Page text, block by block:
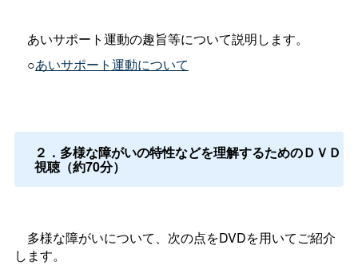
あいサポート運動の趣旨等について説明します。
○あいサポート運動について
２．多様な障がいの特性などを理解するためのＤＶＤ
視聴（約70分）
多様な障がいについて、次の点をDVDを用いてご紹介
します。